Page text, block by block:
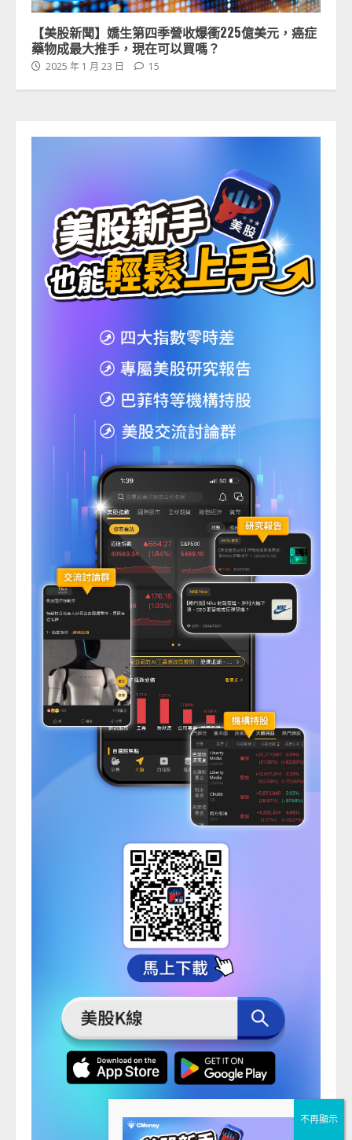
【美股新聞】嬌生第四季營收爆衝225億美元，癌症
藥物成最大推手，現在可以買嗎？
2025 年 1 月 23 日 15